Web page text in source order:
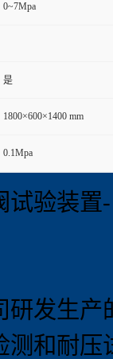
0~7Mpa
是
1800×600×1400 mm
0.1Mpa
试验装置
研发生
测和耐